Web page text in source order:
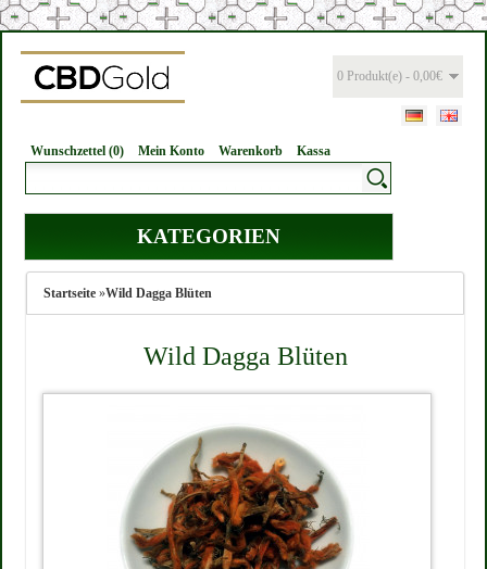
0 Produkt(e) - 0,00€
Wunschzettel (0) Mein Konto Warenkorb Kassa
KATEGORIEN
Startseite »Wild Dagga Blüten
Wild Dagga Blüten